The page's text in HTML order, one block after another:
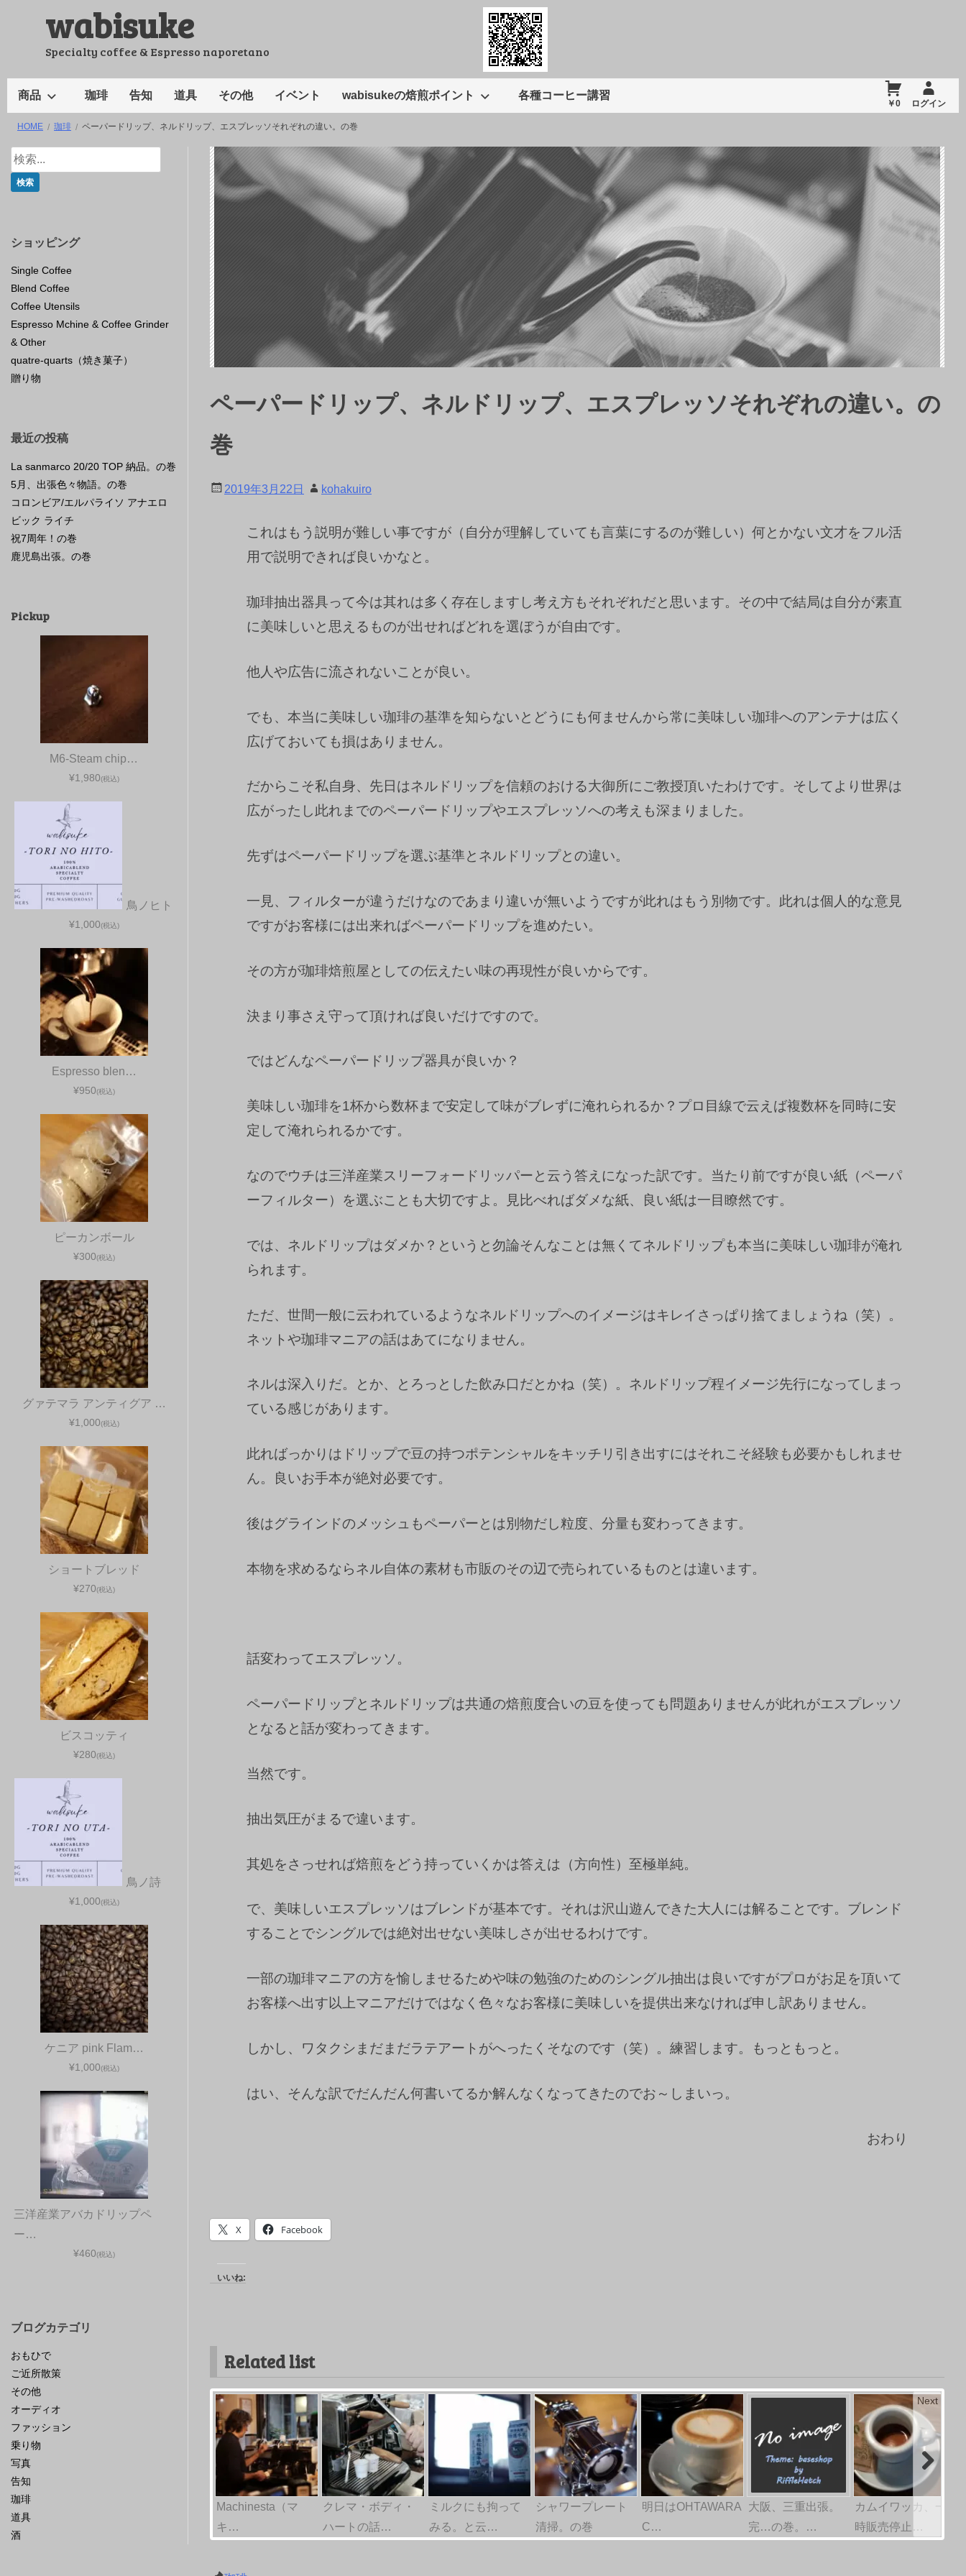
wabisuke
Specialty coffee & Espresso naporetano
商品 珈琲 告知 道具 その他 イベント wabisukeの焙煎ポイント 各種コーヒー講習
￥0 ログイン
HOME 珈琲 ペーパードリップ、ネルドリップ、エスプレッソそれぞれの違い。の巻
ペーパードリップ、ネルドリップ、エスプレッソそれぞれの違い。の
巻
2019年3月22日 kohakuiro
これはもう説明が難しい事ですが（自分が理解していても言葉にするのが難しい）何とかない文才をフル活
用で説明できれば良いかなと。
珈琲抽出器具って今は其れは多く存在しますし考え方もそれぞれだと思います。その中で結局は自分が素直
に美味しいと思えるものが出せればどれを選ぼうが自由です。
他人や広告に流されないことが良い。
でも、本当に美味しい珈琲の基準を知らないとどうにも何ませんから常に美味しい珈琲へのアンテナは広く
広げておいても損はありません。
だからこそ私自身、先日はネルドリップを信頼のおける大御所にご教授頂いたわけです。そしてより世界は
広がったし此れまでのペーパードリップやエスプレッソへの考えも深まりました。
先ずはペーパードリップを選ぶ基準とネルドリップとの違い。
一見、フィルターが違うだけなのであまり違いが無いようですが此れはもう別物です。此れは個人的な意見
ですがお客様には出来ればペーパードリップを進めたい。
その方が珈琲焙煎屋としての伝えたい味の再現性が良いからです。
決まり事さえ守って頂ければ良いだけですので。
ではどんなペーパードリップ器具が良いか？
美味しい珈琲を1杯から数杯まで安定して味がブレずに淹れられるか？プロ目線で云えば複数杯を同時に安
定して淹れられるかです。
なのでウチは三洋産業スリーフォードリッパーと云う答えになった訳です。当たり前ですが良い紙（ペーパ
ーフィルター）を選ぶことも大切ですよ。見比べればダメな紙、良い紙は一目瞭然です。
では、ネルドリップはダメか？というと勿論そんなことは無くてネルドリップも本当に美味しい珈琲が淹れ
られます。
ただ、世間一般に云われているようなネルドリップへのイメージはキレイさっぱり捨てましょうね（笑）。
ネットや珈琲マニアの話はあてになりません。
ネルは深入りだ。とか、とろっとした飲み口だとかね（笑）。ネルドリップ程イメージ先行になってしまっ
ている感じがあります。
此ればっかりはドリップで豆の持つポテンシャルをキッチリ引き出すにはそれこそ経験も必要かもしれませ
ん。良いお手本が絶対必要です。
後はグラインドのメッシュもペーパーとは別物だし粒度、分量も変わってきます。
本物を求めるならネル自体の素材も市販のその辺で売られているものとは違います。
話変わってエスプレッソ。
ペーパードリップとネルドリップは共通の焙煎度合いの豆を使っても問題ありませんが此れがエスプレッソ
となると話が変わってきます。
当然です。
抽出気圧がまるで違います。
其処をさっせれば焙煎をどう持っていくかは答えは（方向性）至極単純。
で、美味しいエスプレッソはブレンドが基本です。それは沢山遊んできた大人には解ることです。ブレンド
することでシングルでは絶対出せない美味しさが出せるわけです。
一部の珈琲マニアの方を愉しませるためや味の勉強のためのシングル抽出は良いですがプロがお足を頂いて
お客様へ出す以上マニアだけではなく色々なお客様に美味しいを提供出来なければ申し訳ありません。
しかし、ワタクシまだまだラテアートがへったくそなのです（笑）。練習します。もっともっと。
はい、そんな訳でだんだん何書いてるか解んなくなってきたのでお～しまいっ。
おわり
X Facebook
いいね:
Related list
Machinesta（マ
キ…
クレマ・ボディ・
ハートの話…
ミルクにも拘って
みる。と云…
シャワープレート
清掃。の巻
明日はOHTAWARA
C…
大阪、三重出張。
完…の巻。…
カムイワッカ、一
時販売停止…
Next
ショッピング
Single Coffee
Blend Coffee
Coffee Utensils
Espresso Mchine & Coffee Grinder
& Other
quatre-quarts（焼き菓子）
贈り物
最近の投稿
La sanmarco 20/20 TOP 納品。の巻
5月、出張色々物語。の巻
コロンビア/エルパライソ アナエロ
ビック ライチ
祝7周年！の巻
鹿児島出張。の巻
Pickup
M6-Steam chip…
¥1,980(税込)
鳥ノヒト
¥1,000(税込)
Espresso blen…
¥950(税込)
ピーカンボール
¥300(税込)
グァテマラ アンティグア …
¥1,000(税込)
ショートブレッド
¥270(税込)
ビスコッティ
¥280(税込)
鳥ノ詩
¥1,000(税込)
ケニア pink Flam…
¥1,000(税込)
三洋産業アバカドリップペ
ー…
¥460(税込)
ブログカテゴリ
おもひで
ご近所散策
その他
オーディオ
ファッション
乗り物
写真
告知
珈琲
道具
酒